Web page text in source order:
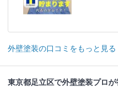
外壁塗装の口コミをもっと見る
東京都足立区で外壁塗装プロ